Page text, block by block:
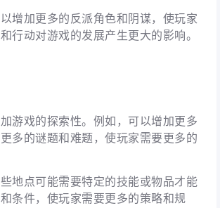
增加更多的反派角色和阴谋，使玩家
行动对游戏的发展产生更大的影响。
游戏的探索性。例如，可以增加更多
多的谜题和难题，使玩家需要更多的
地点可能需要特定的技能或物品才能
条件，使玩家需要更多的策略和规